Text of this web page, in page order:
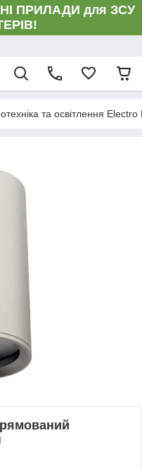
ПРИЛАДИ для ЗСУ
та освітлення